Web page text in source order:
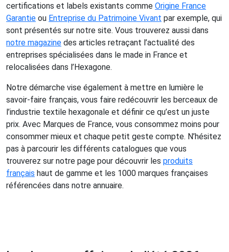
certifications et labels existants comme Origine France
Garantie ou Entreprise du Patrimoine Vivant par exemple, qui
sont présentés sur notre site. Vous trouverez aussi dans
notre magazine des articles retraçant l’actualité des
entreprises spécialisées dans le made in France et
relocalisées dans l’Hexagone.
Notre démarche vise également à mettre en lumière le
savoir-faire français, vous faire redécouvrir les berceaux de
l’industrie textile hexagonale et définir ce qu’est un juste
prix. Avec Marques de France, vous consommez moins pour
consommer mieux et chaque petit geste compte. N’hésitez
pas à parcourir les différents catalogues que vous
trouverez sur notre page pour découvrir les produits
français haut de gamme et les 1000 marques françaises
référencées dans notre annuaire.